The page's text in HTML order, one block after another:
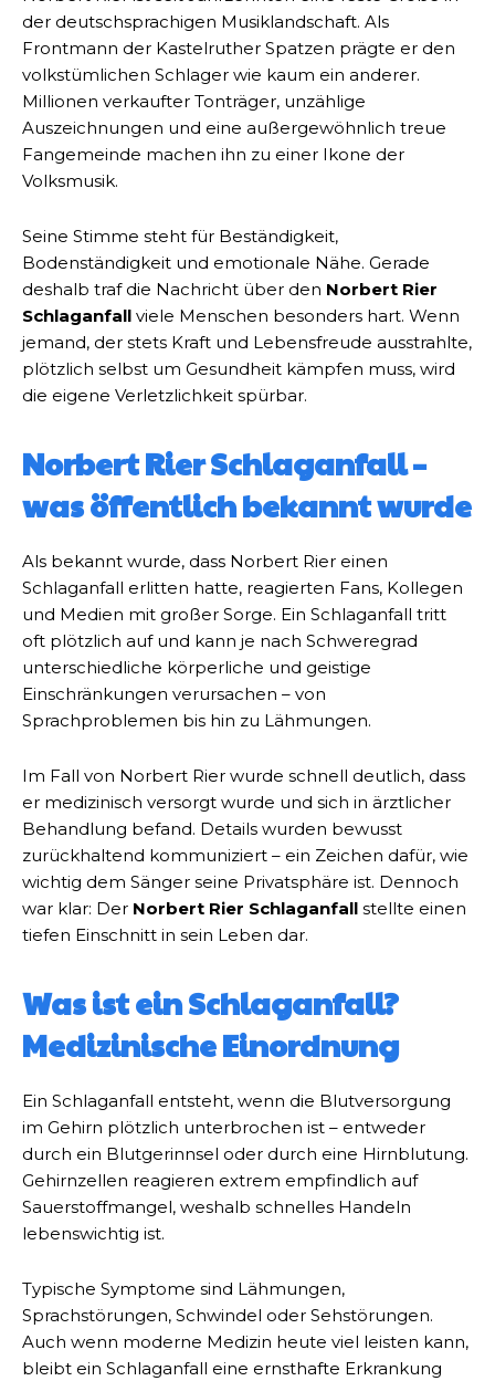
der deutschsprachigen Musiklandschaft. Als
Frontmann der Kastelruther Spatzen prägte er den
volkstümlichen Schlager wie kaum ein anderer.
Millionen verkaufter Tonträger, unzählige
Auszeichnungen und eine außergewöhnlich treue
Fangemeinde machen ihn zu einer Ikone der
Volksmusik.
Seine Stimme steht für Beständigkeit,
Bodenständigkeit und emotionale Nähe. Gerade
deshalb traf die Nachricht über den Norbert Rier
Schlaganfall viele Menschen besonders hart. Wenn
jemand, der stets Kraft und Lebensfreude ausstrahlte,
plötzlich selbst um Gesundheit kämpfen muss, wird
die eigene Verletzlichkeit spürbar.
Norbert Rier Schlaganfall –
was öffentlich bekannt wurde
Als bekannt wurde, dass Norbert Rier einen
Schlaganfall erlitten hatte, reagierten Fans, Kollegen
und Medien mit großer Sorge. Ein Schlaganfall tritt
oft plötzlich auf und kann je nach Schweregrad
unterschiedliche körperliche und geistige
Einschränkungen verursachen – von
Sprachproblemen bis hin zu Lähmungen.
Im Fall von Norbert Rier wurde schnell deutlich, dass
er medizinisch versorgt wurde und sich in ärztlicher
Behandlung befand. Details wurden bewusst
zurückhaltend kommuniziert – ein Zeichen dafür, wie
wichtig dem Sänger seine Privatsphäre ist. Dennoch
war klar: Der Norbert Rier Schlaganfall stellte einen
tiefen Einschnitt in sein Leben dar.
Was ist ein Schlaganfall?
Medizinische Einordnung
Ein Schlaganfall entsteht, wenn die Blutversorgung
im Gehirn plötzlich unterbrochen ist – entweder
durch ein Blutgerinnsel oder durch eine Hirnblutung.
Gehirnzellen reagieren extrem empfindlich auf
Sauerstoffmangel, weshalb schnelles Handeln
lebenswichtig ist.
Typische Symptome sind Lähmungen,
Sprachstörungen, Schwindel oder Sehstörungen.
Auch wenn moderne Medizin heute viel leisten kann,
bleibt ein Schlaganfall eine ernsthafte Erkrankung